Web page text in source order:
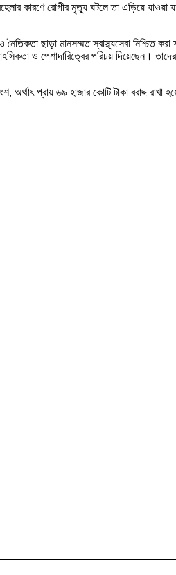
কারণে রোগীর মৃত্যু ঘটলে তা এড়িয়ে
ছাড়া মানসম্মত স্বাস্থ্যসেবা
ও পেশাদারিত্বের পরিচয় দিয়েছেন।
প্রায় ৬৯ হাজার কোটি টাকা বরাদ্দ রাখা